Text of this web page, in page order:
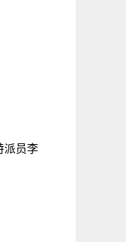
派员李